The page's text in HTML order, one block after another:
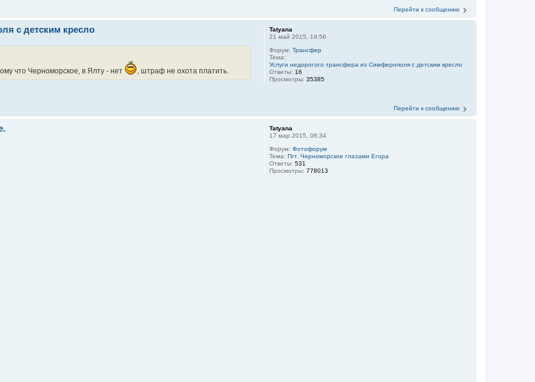
Перейти к сообщению
Tatyana
21 май 2015, 19:56
Форум:Трансфер
Тема:
Услуги недорогого трансфера из Симферополя с детским кресло
Ответы: 16
Просмотры:35385
с детским кресло
что Черноморское, в Ялту - нет , штраф не охота платить.
Перейти к сообщению
Tatyana
17 мар 2015, 08:34
Форум:Фотофорум
Тема:Пгт. Черноморское глазами Егора
Ответы:531
Просмотры:778013